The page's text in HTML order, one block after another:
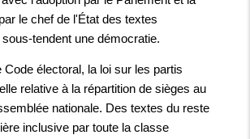
le chef de l'État des textes
tendent une démocratie.
Code électoral, la loi sur les partis
relative à la répartition de sièges au
nationale. Des textes du reste
inclusive par toute la classe